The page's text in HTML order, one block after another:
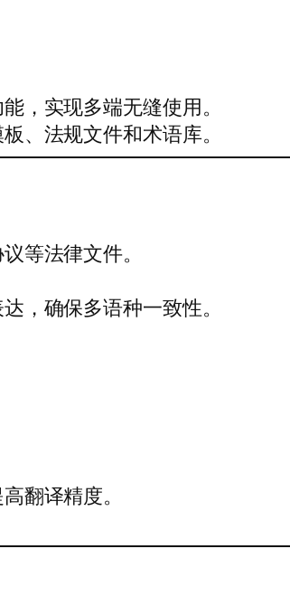
，实现多端无缝使用。
、法规文件和术语库。
等法律文件。
，确保多语种一致性。
翻译精度。